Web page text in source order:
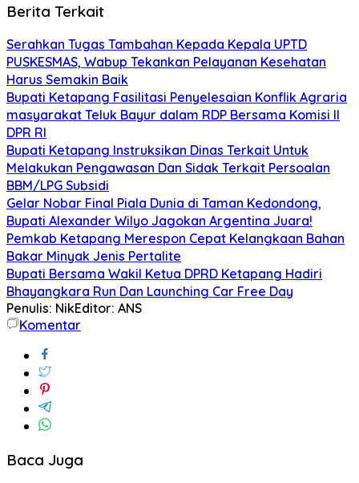
Berita Terkait
Serahkan Tugas Tambahan Kepada Kepala UPTD
PUSKESMAS, Wabup Tekankan Pelayanan Kesehatan
Harus Semakin Baik
Bupati Ketapang Fasilitasi Penyelesaian Konflik Agraria
masyarakat Teluk Bayur dalam RDP Bersama Komisi II
DPR RI
Bupati Ketapang Instruksikan Dinas Terkait Untuk
Melakukan Pengawasan Dan Sidak Terkait Persoalan
BBM/LPG Subsidi
Gelar Nobar Final Piala Dunia di Taman Kedondong,
Bupati Alexander Wilyo Jagokan Argentina Juara!
Pemkab Ketapang Merespon Cepat Kelangkaan Bahan
Bakar Minyak Jenis Pertalite
Bupati Bersama Wakil Ketua DPRD Ketapang Hadiri
Bhayangkara Run Dan Launching Car Free Day
Penulis: NikEditor: ANS
Komentar
Baca Juga